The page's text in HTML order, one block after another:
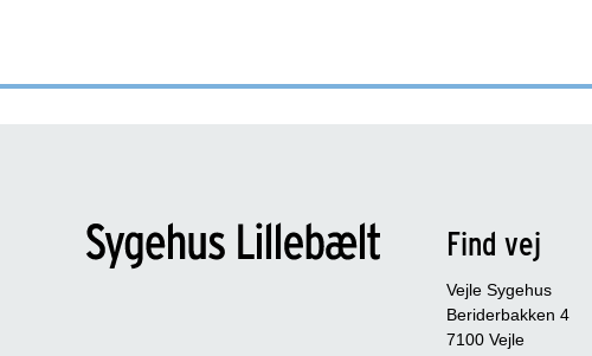
Find vej
Vejle Sygehus
Beriderbakken 4
7100 Vejle